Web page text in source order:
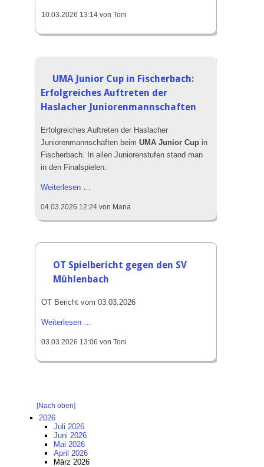
gegen
den
10.03.2026 13:14 von Toni
UMA Junior Cup in Fischerbach:
Erfolgreiches Auftreten der
Haslacher Juniorenmannschaften
Erfolgreiches Auftreten der Haslacher
Juniorenmannschaften beimUMA Junior Cup in
Fischerbach. In allen Juniorenstufen stand man
in den Finalspielen.
Weiterlesen …
Cup
in
Auftreten
Juniorenmannschaften
04.03.2026 12:24 von Mana
OT Spielbericht gegen den SV
Mühlenbach
OT Bericht vom 03.03.2026
Weiterlesen …
gegen
den
03.03.2026 13:06 von Toni
[Nach oben]
2026
Juli 2026
Juni 2026
Mai 2026
April 2026
März 2026